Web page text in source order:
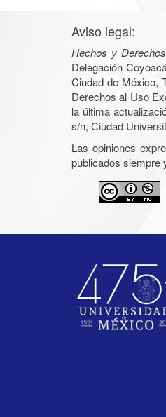
Aviso legal:
Hechos y Derechos
Delegación
Ciudad de México,
Derechos al Uso
la última
s/n, Ciudad
Las opiniones
publicados siempre